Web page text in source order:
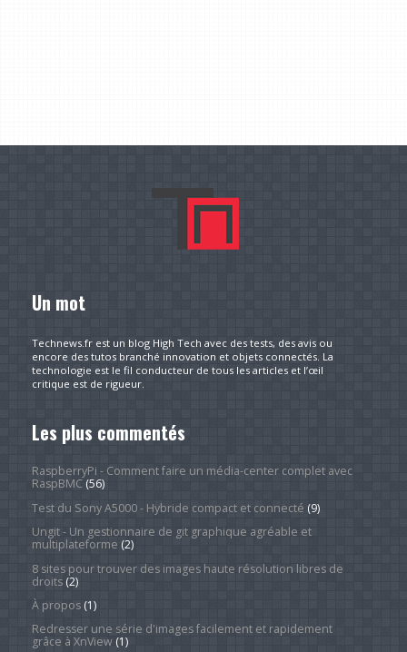
Un mot
Technews.fr est un blog High Tech avec des tests, des avis ou
encore des tutos branché innovation et objets connectés. La
technologie est le fil conducteur de tous les articles et l’œil
critique est de rigueur.
Les plus commentés
RaspberryPi - Comment faire un média-center complet avec
RaspBMC(56)
Test du Sony A5000 - Hybride compact et connecté (9)
Ungit - Un gestionnaire de git graphique agréable et
multiplateforme (2)
8 sites pour trouver des images haute résolution libres de
droits(2)
À propos(1)
Redresser une série d'images facilement et rapidement
grâce à XnView(1)